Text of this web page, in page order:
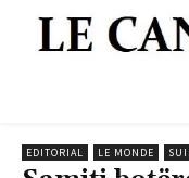
EDITORIAL LE MONDE